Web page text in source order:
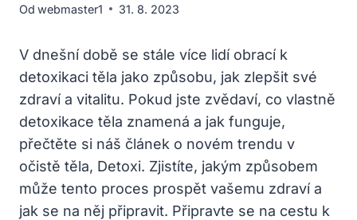
Od webmaster1 31. 8. 2023
V dnešní době se stále více lidí obrací k
detoxikaci těla jako způsobu, jak zlepšit své
zdraví a vitalitu. Pokud jste zvědaví, co vlastně
detoxikace těla znamená a jak funguje,
přečtěte si náš článek o novém trendu v
očistě těla, Detoxi. Zjistíte, jakým způsobem
může tento proces prospět vašemu zdraví a
jak se na něj připravit. Připravte se na cestu k